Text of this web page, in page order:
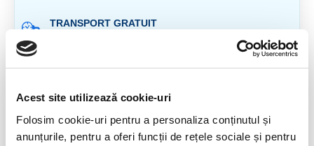
Acest site utilizează cookie-uri
Folosim cookie-uri pentru a personaliza conținutul și
anunțurile, pentru a oferi funcții de rețele sociale și pentru
TRANSPORT GRATUIT
CALITATE PRODUSE
in 14 zile si banii inapoi